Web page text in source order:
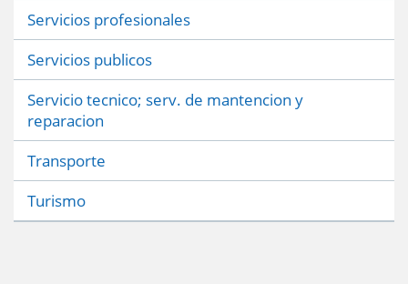
Servicios profesionales
Servicios publicos
Servicio tecnico; serv. de mantencion y
reparacion
Transporte
Turismo